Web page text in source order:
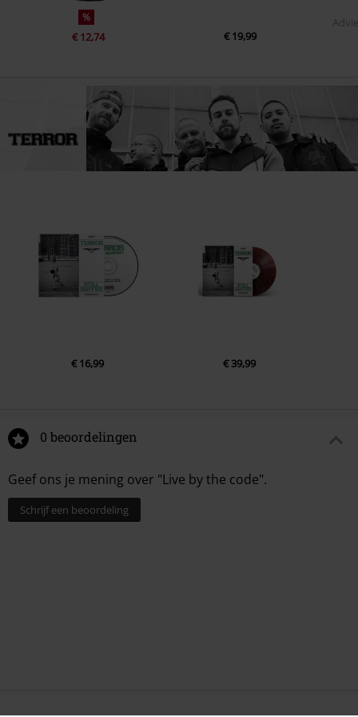
%
€ 12,74 € 19,99
€ 16,99 € 39,99
0 beoordelingen
Geef ons je mening over "Live by the code".
Schrijf een beoordeling